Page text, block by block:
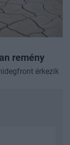
remény
érkezik